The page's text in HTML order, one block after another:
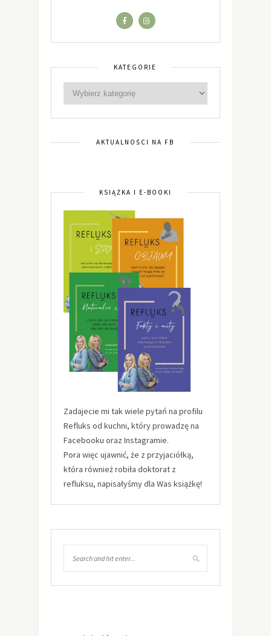
KATEGORIE
AKTUALNOŚCI NA FB
KSIĄŻKA I E-BOOKI
Zadajecie mi tak wiele pytań na profilu
Refluks od kuchni, który prowadzę na
Facebooku oraz Instagramie.
Pora więc ujawnić, że z przyjaciółką,
która również robiła doktorat z
refluksu, napisałyśmy dla Was książkę!